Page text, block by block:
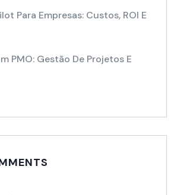
Para Empresas: Custos, ROI E
PMO: Gestão De Projetos E